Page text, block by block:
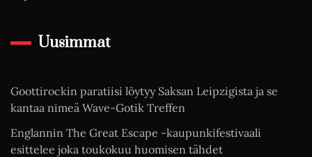
Uusimmat
Goottirockin paratiisi löytyy Saksan Leipzigista ja se
kantaa nimeä Wave-Gotik Treffen
Englannin The Great Escape -kaupunkifestivaali
esittelee joka toukokuu huomisen tähdet